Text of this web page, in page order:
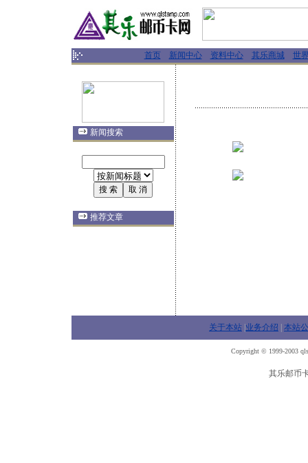
首页 新闻中心 资料中心 其乐商城 世
新闻搜索
推荐文章
关于本站 业务介绍 本站
Copyright © 1999-2003
其乐邮币